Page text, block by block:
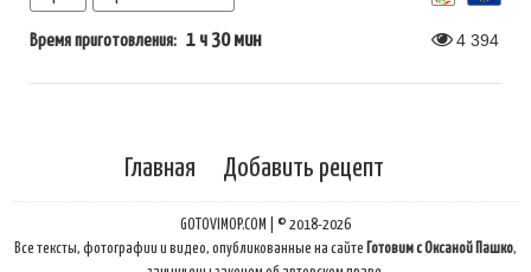
Время приготовления: 1 ч 30 мин 4 394
Главная Добавить рецепт
GOTOVIMOP.COM | © 2018-2026
Все тексты, фотографии и видео, опубликованные на сайте Готовим с Оксаной Пашко,